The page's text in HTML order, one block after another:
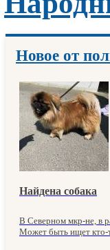
Новое от
Найдена собака
В Северном мкр-не, в
Может быть ищет кто-